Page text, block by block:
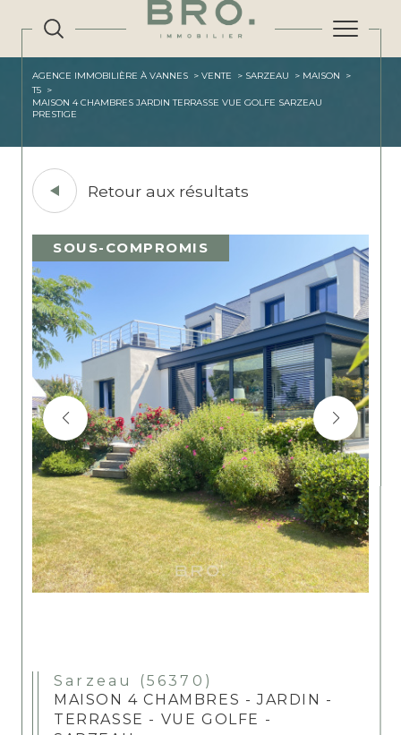
AGENCE IMMOBILIÈRE À VANNES VENTE SARZEAU
MAISON
T5
MAISON 4 CHAMBRES JARDIN TERRASSE VUE GOLFE SARZEAU
PRESTIGE
Retour aux résultats
SOUS-COMPROMIS
Sarzeau (56370)
MAISON 4 CHAMBRES - JARDIN -
TERRASSE - VUE GOLFE -